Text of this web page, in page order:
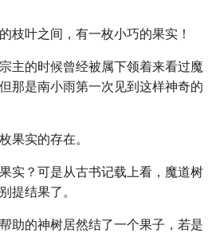
枝叶之间，有一枚小巧的果实！
主的时候曾经被属下领着来看过魔
那是南小雨第一次见到这样神奇的
果实的存在。
实？可是从古书记载上看，魔道树
提结果了。
助的神树居然结了一个果子，若是